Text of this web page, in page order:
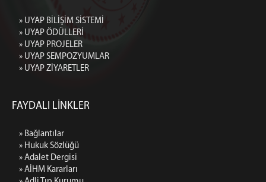
» UYAP BİLİŞİM SİSTEMİ
» UYAP ÖDÜLLERİ
» UYAP PROJELER
» UYAP SEMPOZYUMLAR
» UYAP ZİYARETLER
FAYDALI LİNKLER
» Bağlantılar
» Hukuk Sözlüğü
» Adalet Dergisi
» AİHM Kararları